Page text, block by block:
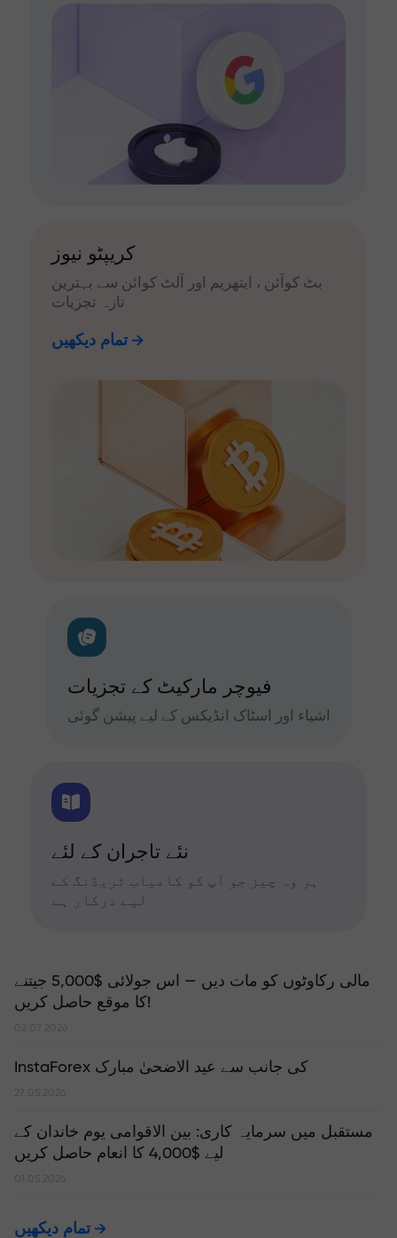
کریپٹو نیوز
بٹ کوآئن ، ایتھریم اور آلٹ کوائن سے بہترین
تازہ تجزیات
تمام دیکھیں
فیوچر مارکیٹ کے تجزیات
اشیاء اور اسٹاک انڈیکس کے لیے پیشن گوئی
نئے تاجران کے لئے
ہر وہ چیز جو آپ کو کامیاب ٹریڈنگ کے
لیے درکار ہے
مالی رکاوٹوں کو مات دیں — اس جولائی $5,000 جیتنے
کا موقع حاصل کریں!
02.07.2026
InstaForex کی جانب سے عید الاضحیٰ مبارک
27.05.2026
مستقبل میں سرمایہ کاری: بین الاقوامی یوم خاندان کے
لیے $4,000 کا انعام حاصل کریں
01.05.2026
تمام دیکھیں